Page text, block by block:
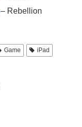
– Rebellion
Game
iPad